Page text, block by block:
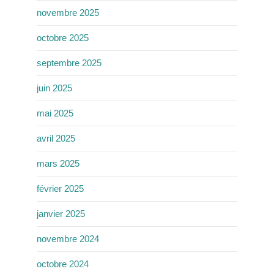
novembre 2025
octobre 2025
septembre 2025
juin 2025
mai 2025
avril 2025
mars 2025
février 2025
janvier 2025
novembre 2024
octobre 2024